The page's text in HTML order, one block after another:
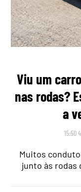
Viu um
nas rodas?
a
15:50
Muitos
junto às rodas